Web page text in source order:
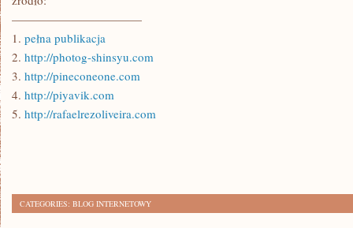
———————————
1. pełna publikacja
2. http://photog-shinsyu.com
3. http://pineconeone.com
4. http://piyavik.com
5. http://rafaelrezoliveira.com
CATEGORIES: BLOG INTERNETOWY